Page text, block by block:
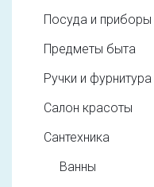
Посуда и приборы
Предметы быта
Ручки и фурнитура
Салон красоты
Сантехника
Ванны